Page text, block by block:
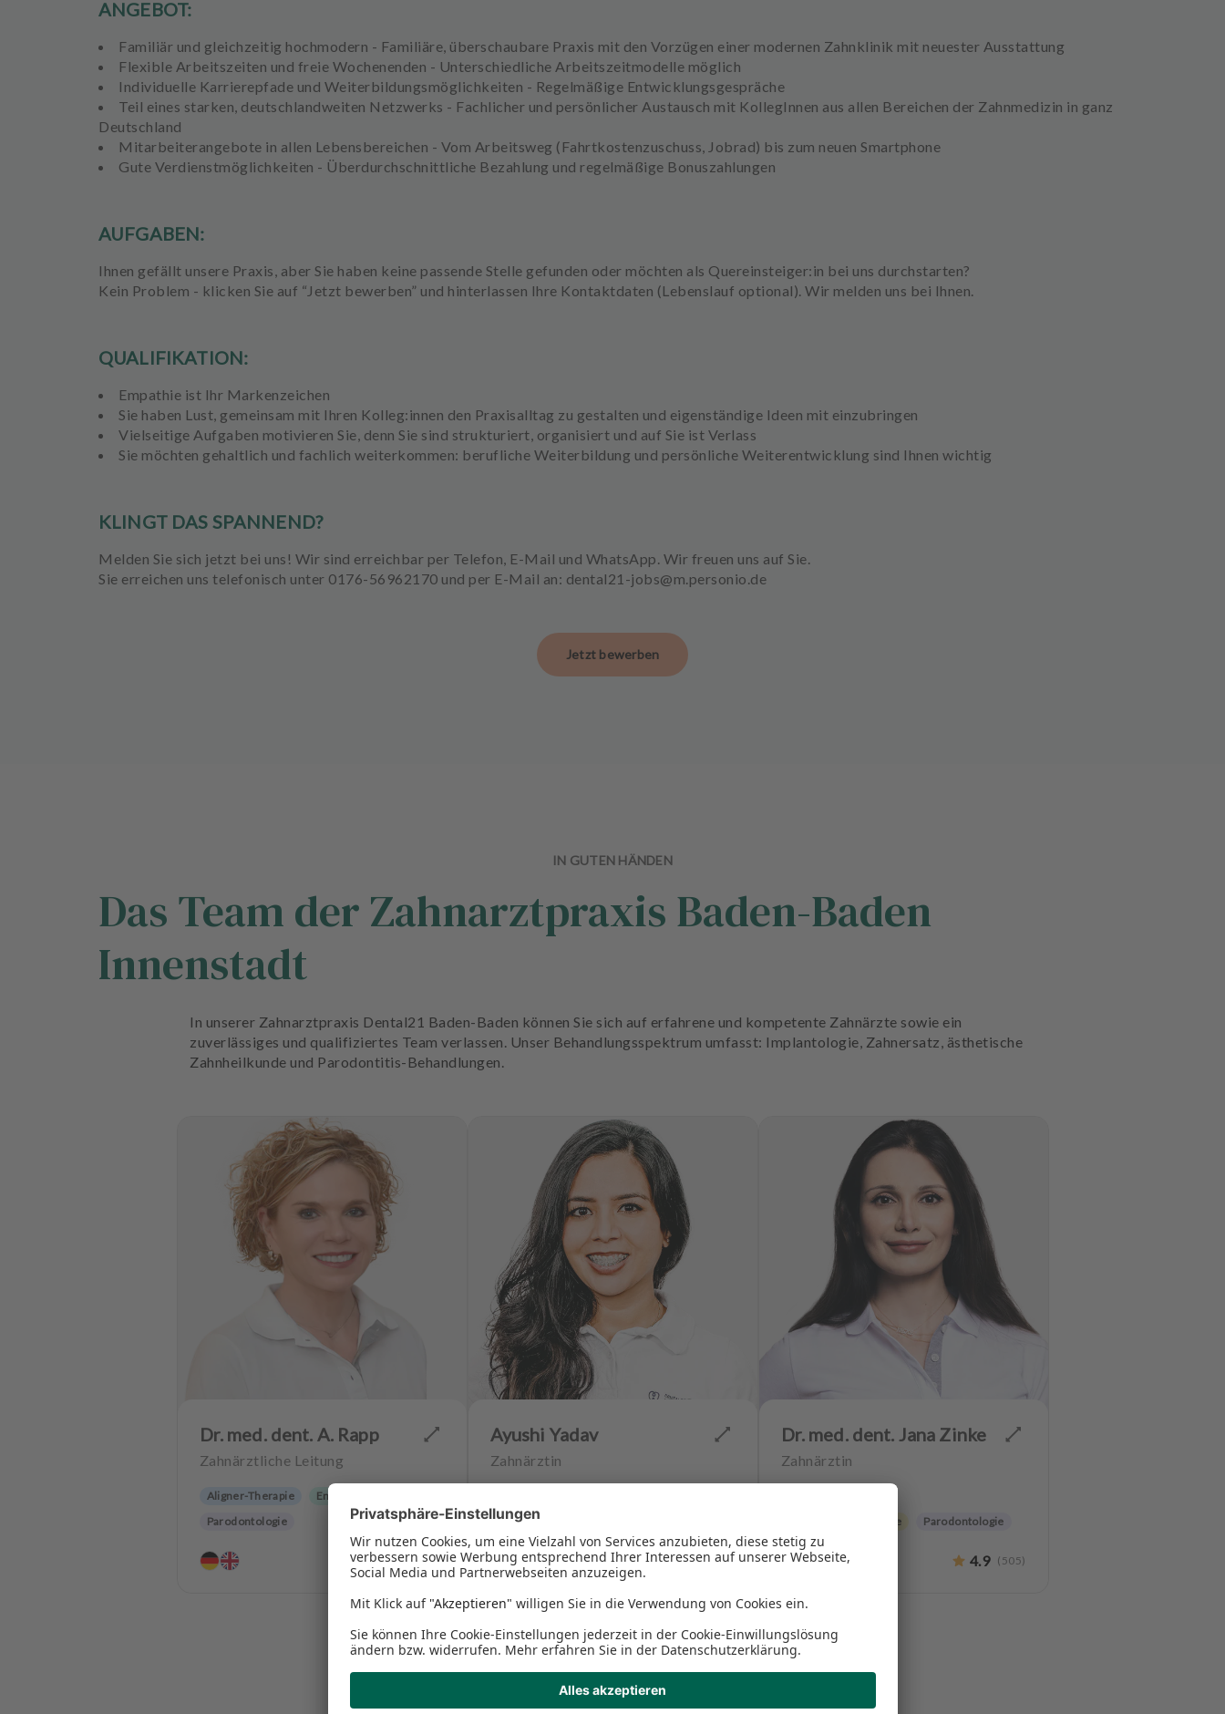
ANGEBOT:
Familiär und gleichzeitig hochmodern - Familiäre, überschaubare Praxis mit den Vorzügen einer modernen Zahnklinik mit neuester Ausstattung
Flexible Arbeitszeiten und freie Wochenenden - Unterschiedliche Arbeitszeitmodelle möglich
Individuelle Karrierepfade und Weiterbildungsmöglichkeiten - Regelmäßige Entwicklungsgespräche
Teil eines starken, deutschlandweiten Netzwerks - Fachlicher und persönlicher Austausch mit KollegInnen aus allen Bereichen der Zahnmedizin in ganz
Deutschland
Mitarbeiterangebote in allen Lebensbereichen - Vom Arbeitsweg (Fahrtkostenzuschuss, Jobrad) bis zum neuen Smartphone
Gute Verdienstmöglichkeiten - Überdurchschnittliche Bezahlung und regelmäßige Bonuszahlungen
AUFGABEN:
Ihnen gefällt unsere Praxis, aber Sie haben keine passende Stelle gefunden oder möchten als Quereinsteiger:in bei uns durchstarten?
Kein Problem - klicken Sie auf “Jetzt bewerben” und hinterlassen Ihre Kontaktdaten (Lebenslauf optional). Wir melden uns bei Ihnen.
QUALIFIKATION:
Empathie ist Ihr Markenzeichen
Sie haben Lust, gemeinsam mit Ihren Kolleg:innen den Praxisalltag zu gestalten und eigenständige Ideen mit einzubringen
Vielseitige Aufgaben motivieren Sie, denn Sie sind strukturiert, organisiert und auf Sie ist Verlass
Sie möchten gehaltlich und fachlich weiterkommen: berufliche Weiterbildung und persönliche Weiterentwicklung sind Ihnen wichtig
KLINGT DAS SPANNEND?
Melden Sie sich jetzt bei uns! Wir sind erreichbar per Telefon, E-Mail und WhatsApp. Wir freuen uns auf Sie.
Sie erreichen uns telefonisch unter 0176-56962170 und per E-Mail an: dental21-jobs@m.personio.de
Jetzt bewerben
IN GUTEN HÄNDEN
Das Team der Zahnarztpraxis Baden-Baden
Innenstadt
In unserer Zahnarztpraxis Dental21 Baden-Baden können Sie sich auf erfahrene und kompetente Zahnärzte sowie ein
zuverlässiges und qualifiziertes Team verlassen. Unser Behandlungsspektrum umfasst: Implantologie, Zahnersatz, ästhetische
Zahnheilkunde und Parodontitis-Behandlungen.
Dr. med. dent. A. Rapp
Zahnärztliche Leitung
Aligner-Therapie
Endodontologie
Parodontologie
4.8 (1017)
Ayushi Yadav
Zahnärztin
Parodontologie
Ästhetische Zahnheilkunde
Hochwertiger Zahnersatz
4.9 ( 254)
Dr. med. dent. Jana Zinke
Zahnärztin
Kinderzahnheilkunde
Parodontologie
Ästhetische Zahnheilkunde
Angstpatienten
4.9 ( 505)